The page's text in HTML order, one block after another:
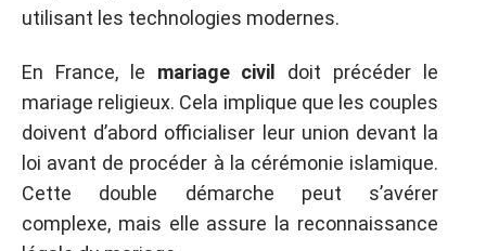
utilisant les technologies modernes.
En France, le mariage civil
doit précéder le
mariage religieux. Cela implique que les couples
doivent d’abord officialiser leur union devant la
loi avant de procéder à la cérémonie islamique.
Cette double démarche peut s’avérer
complexe, mais elle assure la reconnaissance